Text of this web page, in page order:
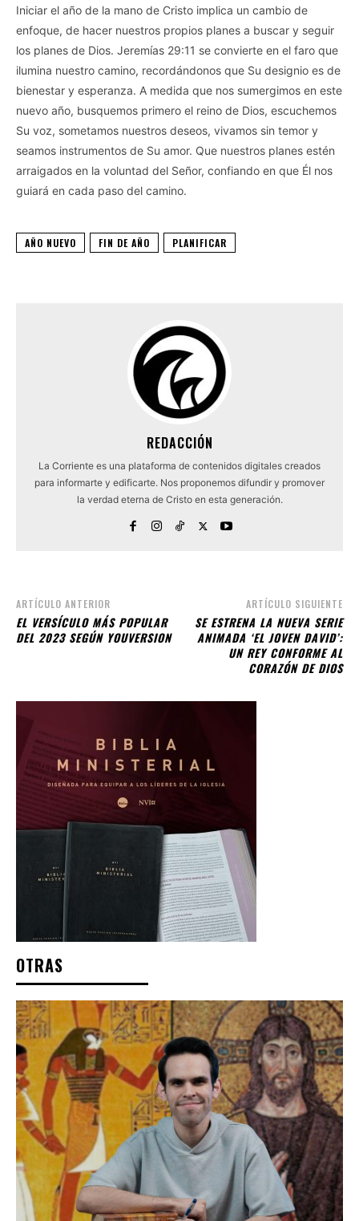
Iniciar el año de la mano de Cristo implica un cambio de
enfoque, de hacer nuestros propios planes a buscar y seguir
los planes de Dios. Jeremías 29:11 se convierte en el faro que
ilumina nuestro camino, recordándonos que Su designio es de
bienestar y esperanza. A medida que nos sumergimos en este
nuevo año, busquemos primero el reino de Dios, escuchemos
Su voz, sometamos nuestros deseos, vivamos sin temor y
seamos instrumentos de Su amor. Que nuestros planes estén
arraigados en la voluntad del Señor, confiando en que Él nos
guiará en cada paso del camino.
AÑO NUEVO FIN DE AÑO PLANIFICAR
REDACCIÓN
La Corriente es una plataforma de contenidos digitales creados
para informarte y edificarte. Nos proponemos difundir y promover
la verdad eterna de Cristo en esta generación.
ARTÍCULO ANTERIOR
EL VERSÍCULO MÁS POPULAR
DEL 2023 SEGÚN YOUVERSION
ARTÍCULO SIGUIENTE
SE ESTRENA LA NUEVA SERIE
ANIMADA ‘EL JOVEN DAVID’:
UN REY CONFORME AL
CORAZÓN DE DIOS
OTRAS